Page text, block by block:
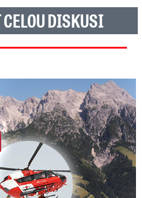
DISKUSI
při túře s rodiči